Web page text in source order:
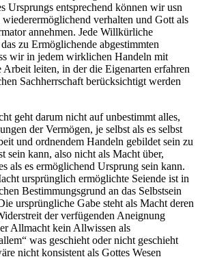
Ursprungs entsprechend können wir usn
verhalten und Gott als
annehmen. Jede Willkürliche
zu Ermöglichende abgestimmten
wir in jedem wirklichen Handeln mit
Arbeit leiten, in der die Eigenarten erfahren
Sachherrschaft berücksichtigt werden
geht darum nicht auf unbestimmt alles,
der Vermögen, je selbst als es selbst
und ordnendem Handeln gebildet sein zu
sein kann, also nicht als Macht über,
als es ermöglichend Ursprung sein kann.
ursprünglich ermöglichte Seiende ist in
Bestimmungsgrund an das Selbstsein
ursprüngliche Gabe steht als Macht deren
der verfügenden Aneignung
Allmacht kein Allwissen als
was geschieht oder nicht geschieht
nicht konsistent als Gottes Wesen